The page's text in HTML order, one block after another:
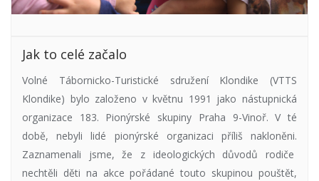
Jak to celé začalo
Volné Tábornicko-Turistické sdružení Klondike (VTTS
Klondike) bylo založeno v květnu 1991 jako nástupnická
organizace 183. Pionýrské skupiny Praha 9-Vinoř. V té
době, nebyli lidé pionýrské organizaci příliš nakloněni.
Zaznamenali jsme, že z ideologických důvodů rodiče
nechtěli děti na akce pořádané touto skupinou pouštět,